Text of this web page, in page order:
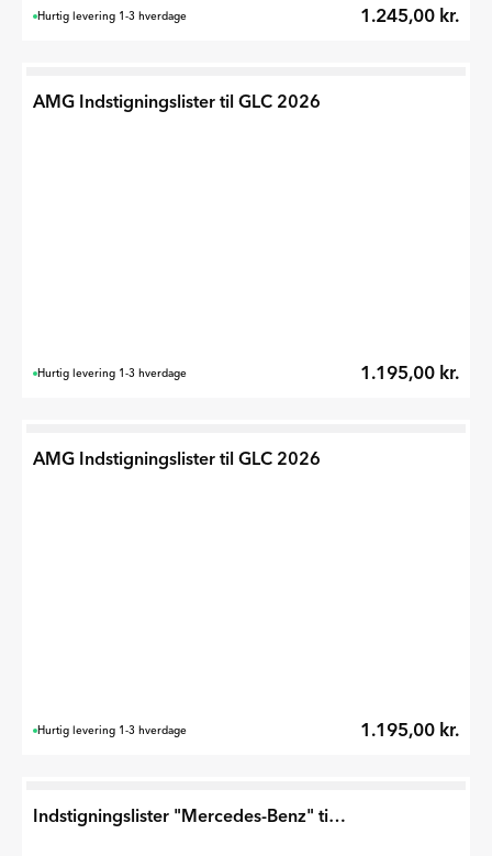
Hurtig levering 1-3 hverdage 1.245,00 kr.
AMG Indstigningslister til GLC 2026
Hurtig levering 1-3 hverdage 1.195,00 kr.
AMG Indstigningslister til GLC 2026
Hurtig levering 1-3 hverdage 1.195,00 kr.
Indstigningslister "Mercedes-Benz" til GLC 2026